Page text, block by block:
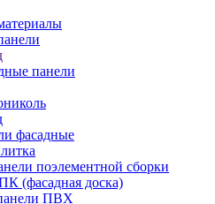
панели
фасадные
поэлементной сборки
(фасадная доска)
ПВХ